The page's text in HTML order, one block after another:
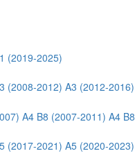
(2019-2025)
(2008-2012) A3 (2012-2016)
A4 B8 (2007-2011) A4
(2017-2021) A5 (2020-2023)